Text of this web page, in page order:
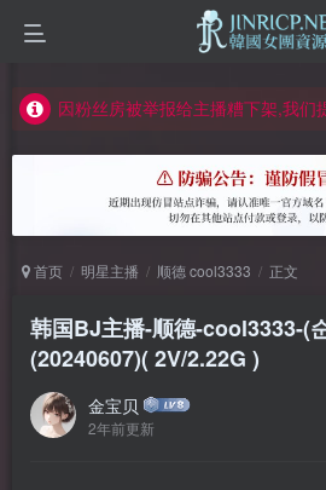
如何获得 Jinricp.net 网站邀请码
因粉丝房被举报给主播糟下架,我们
所有ED2K链接仅支持115网盘/
关于 PikPak 下播放视频呈现 “一条
如何获得 Jinricp.net 网站邀请码
正版声明: 警惕盗版网站冒充
首页 明星主播 顺德 cool3333 正文
韩国BJ主播-顺德-cool3333-(
(20240607)( 2V/2.22G )
金宝贝
2年前更新